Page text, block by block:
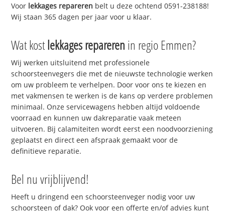
Voor lekkages repareren belt u deze ochtend 0591-238188!
Wij staan 365 dagen per jaar voor u klaar.
Wat kostlekkages repareren in regio Emmen?
Wij werken uitsluitend met professionele
schoorsteenvegers die met de nieuwste technologie werken
om uw probleem te verhelpen. Door voor ons te kiezen en
met vakmensen te werken is de kans op verdere problemen
minimaal. Onze servicewagens hebben altijd voldoende
voorraad en kunnen uw dakreparatie vaak meteen
uitvoeren. Bij calamiteiten wordt eerst een noodvoorziening
geplaatst en direct een afspraak gemaakt voor de
definitieve reparatie.
Bel nu vrijblijvend!
Heeft u dringend een schoorsteenveger nodig voor uw
schoorsteen of dak? Ook voor een offerte en/of advies kunt